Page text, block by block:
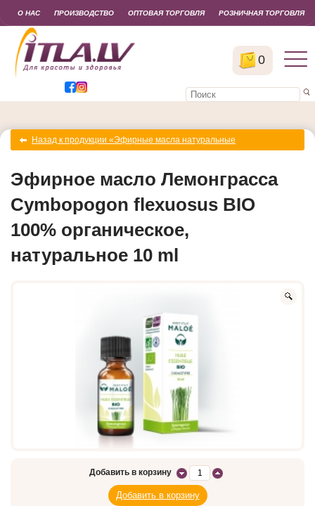
0
О НАС ПРОИЗВОДСТВО ОПТОВАЯ ТОРГОВЛЯ РОЗНИЧНАЯ ТОРГОВЛЯ
Назад к продукции «Эфирные масла натуральные
Эфирное масло Лемонграсса
Cymbopogon flexuosus BIO
100% органическое,
натуральное 10 ml
Добавить в корзину